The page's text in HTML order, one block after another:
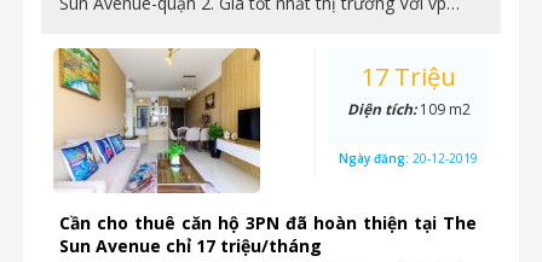
Cần cho thuê căn hộ 3PN đã hoàn thiện tại The
Sun Avenue chỉ 17 triệu/tháng
17 Triệu
Diện tích:109 m2
Ngày đăng: 20-12-2019